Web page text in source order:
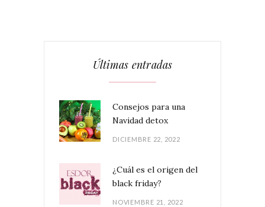
Últimas entradas
Consejos para una
Navidad detox
DICIEMBRE 22, 2022
¿Cuál es el origen del
black friday?
NOVIEMBRE 21, 2022